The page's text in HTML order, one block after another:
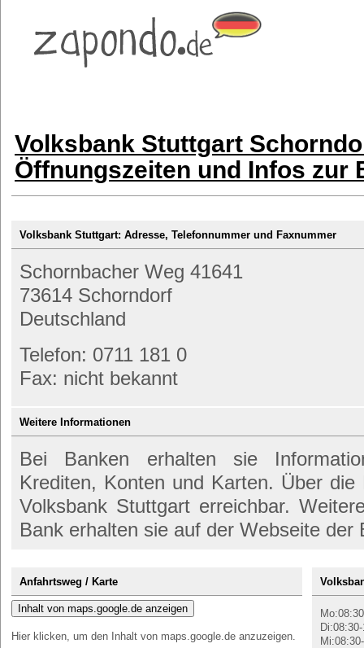
Volksbank Stuttgart
Öffnungszeiten und Infos zur
Volksbank Stuttgart: Adresse, Telefonnummer und Faxnummer
Schornbacher Weg 41641
73614 Schorndorf
Deutschland
Telefon: 0711 181 0
Fax: nicht bekannt
Weitere Informationen
Bei Banken erhalten sie
Krediten, Konten und Karten. Über
Volksbank Stuttgart erreichbar.
Bank erhalten sie auf der Webseite der
Anfahrtsweg / Karte
Inhalt von maps.google.de anzeigen
Hier klicken, um den Inhalt von maps.google.de anzuzeigen.